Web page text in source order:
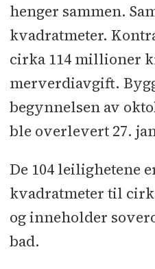
Leietaker:
Teknisk
Norge
Rådgivere:
RIB:
Caverion Norge
Strand Akustikk
henger sammen.
kvadratmeter.
cirka 114 millioner
merverdiavgift.
begynnelsen av
ble overlevert 27.
De 104 leilighetene
kvadratmeter til
og inneholder
bad.